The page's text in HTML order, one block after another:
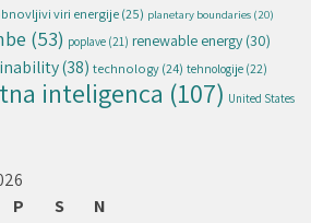
viri energije(25) planetary boundaries (20)
(53) poplave (21) renewable energy (30)
(38) technology(24) tehnologije (22)
inteligenca (107) United States
P S N